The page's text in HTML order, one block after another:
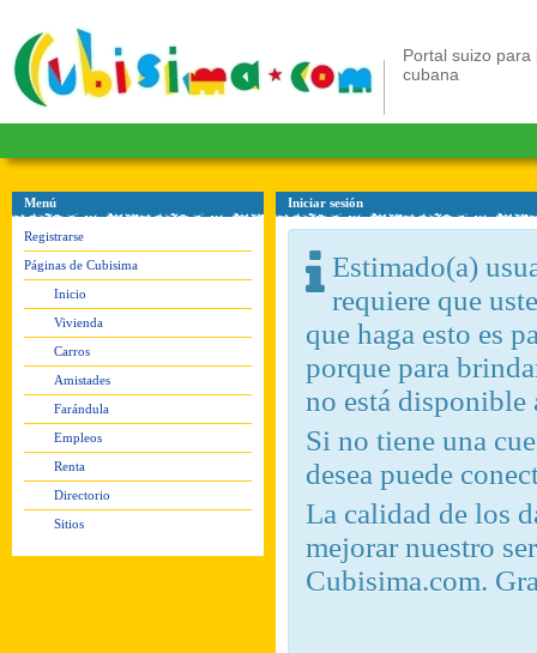
Portal suizo para
cubana
Menú
Registrarse
Páginas de Cubisima
Inicio
Vivienda
Carros
Amistades
Farándula
Empleos
Renta
Directorio
Sitios
Iniciar sesión
Estimado(a)
requiere que
que haga esto es
porque para
no está disponible
Si no tiene una
desea puede
La calidad de los
mejorar nuestro
Cubisima.com.